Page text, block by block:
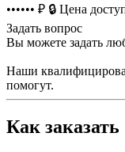
•••••• ₽ 🔒 Цена
Задать вопрос
Вы можете задать
Наши
помогут.
Как заказать